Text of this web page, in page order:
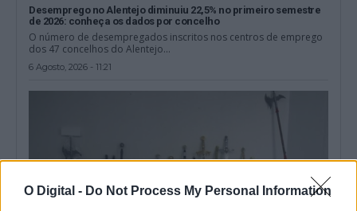
O Digital - Do Not Process My Personal Information
Desemprego no Alentejo diminuiu 22,5% no primeiro semestre
de 2026: conheça os dados por concelho
O número de desempregados inscritos nos centros de emprego
dos 47 concelhos do Alentejo...
6 Agosto, 2026 - 11:21